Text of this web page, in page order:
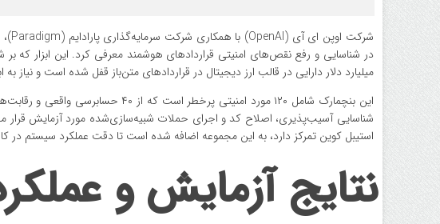
میلیارد دلار دارایی در قالب ارز دیجیتال در قراردادهای متن‌باز قفل شده است و
این بنچمارک شامل ۱۲۰ مورد امنیتی
استیبل کوین تمرکز دارد، به این مجموعه اضافه شده است تا دقت عملکرد سیستم در
نتایج آزمایش و